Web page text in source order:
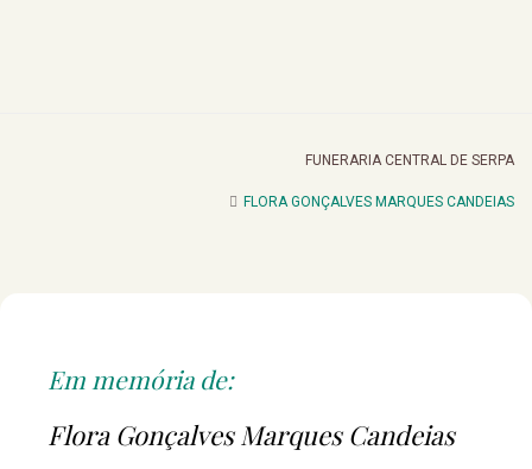
FUNERARIA CENTRAL DE SERPA
FLORA GONÇALVES MARQUES CANDEIAS
Em memória de:
Flora Gonçalves Marques Candeias